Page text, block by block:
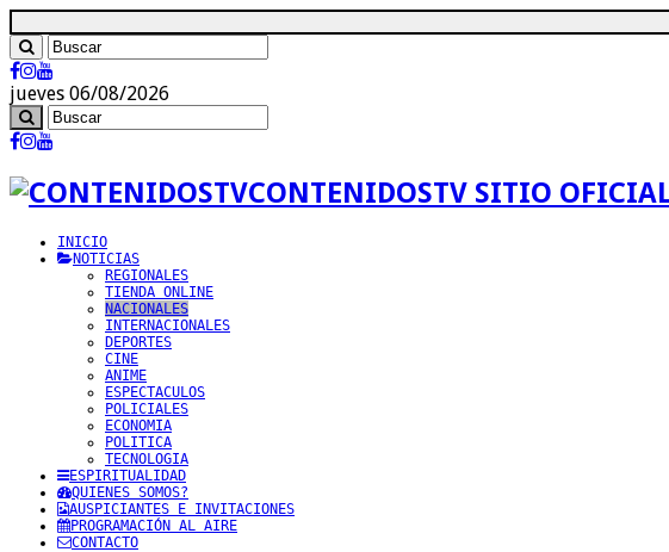
jueves 06/08/2026
CONTENIDOSTV SITIO
INICIO
NOTICIAS
REGIONALES
TIENDA ONLINE
NACIONALES
INTERNACIONALES
DEPORTES
CINE
ANIME
ESPECTACULOS
POLICIALES
ECONOMIA
POLITICA
TECNOLOGIA
ESPIRITUALIDAD
QUIENES SOMOS?
AUSPICIANTES E INVITACIONES
PROGRAMACIÓN AL AIRE
CONTACTO